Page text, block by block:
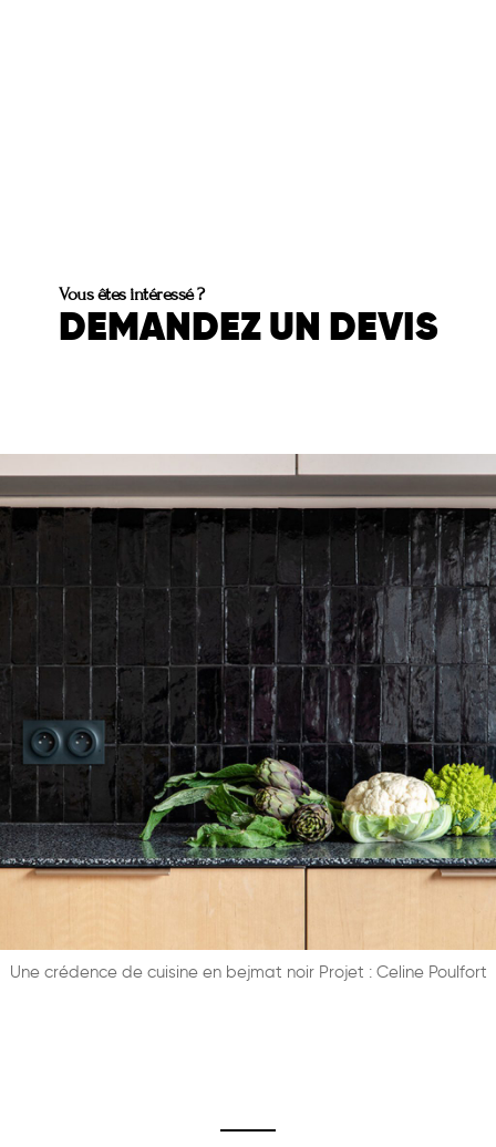
Vous êtes intéressé ?
DEMANDEZ UN DEVIS
Une crédence de cuisine en bejmat noir Projet : Celine Poulfort